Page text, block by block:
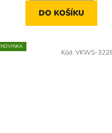
DO KOŠÍKU
NOVINKA
Kód: VKWS-